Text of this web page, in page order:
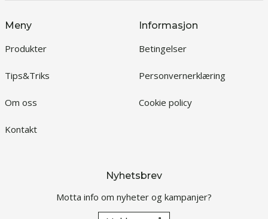
Meny
Produkter
Tips&Triks
Om oss
Kontakt
Informasjon
Betingelser
Personvernerklæring
Cookie policy
Nyhetsbrev
Motta info om nyheter og kampanjer?